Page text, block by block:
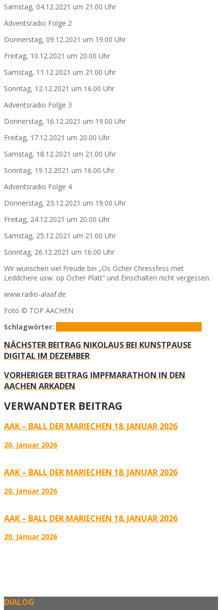
Samstag, 04.12.2021 um 21.00 Uhr
Adventsradio Folge 2
Donnerstag, 09.12.2021 um 19.00 Uhr
Freitag, 10.12.2021 um 20.00 Uhr
Samstag, 11.12.2021 um 21.00 Uhr
Sonntag, 12.12.2021 um 16.00 Uhr
Adventsradio Folge 3
Donnerstag, 16.12.2021 um 19.00 Uhr
Freitag, 17.12.2021 um 20.00 Uhr
Samstag, 18.12.2021 um 21.00 Uhr
Sonntag, 19.12.2021 um 16.00 Uhr
Adventsradio Folge 4
Donnerstag, 23.12.2021 um 19.00 Uhr
Freitag, 24.12.2021 um 20.00 Uhr
Samstag, 25.12.2021 um 21.00 Uhr
Sonntag, 26.12.2021 um 16.00 Uhr
Wir wünschen viel Freude bei „Os Öcher Chressfess met
Leddchere usw. op Öcher Platt“ und Einschalten nicht vergessen.
www.radio-alaaf.de
Foto © TOP AACHEN
Schlagwörter:
NÄCHSTER BEITRAG NIKOLAUS BEI KUNSTPAUSE
DIGITAL IM DEZEMBER
VORHERIGER BEITRAG IMPFMARATHON IN DEN
AACHEN ARKADEN
VERWANDTER BEITRAG
AAK – BALL DER MARIECHEN 18. JANUAR 2026
20. Januar 2026
AAK – BALL DER MARIECHEN 18. JANUAR 2026
20. Januar 2026
AAK – BALL DER MARIECHEN 18. JANUAR 2026
20. Januar 2026
DIALOG